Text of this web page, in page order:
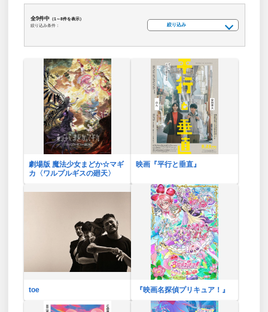
全9件中 （1～8件を表示）
絞り込み条件：
絞り込み
劇場版 魔法少女まどか☆マギ
カ〈ワルプルギスの廻天〉
映画『平行と垂直』
toe 『映画名探偵プリキュア！』